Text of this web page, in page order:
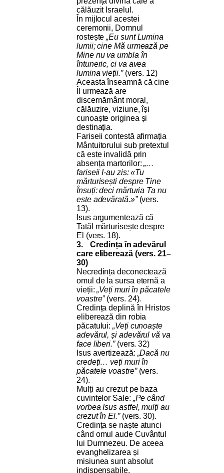
călăuzit Israelul.
În mijlocul acestei
ceremonii, Domnul
rostește„Eu sunt Lumina
lumii; cine Mă urmează pe
Mine nu va umbla în
întuneric, ci va avea
lumina vieții.”(vers. 12)
Aceasta înseamnă că cine
Îl urmează are
discernământ moral,
călăuzire, viziune, își
cunoaște originea și
destinația.
Fariseii contestă afirmația
Mântuitorului sub pretextul
că este invalidă prin
absența martorilor:„…
fariseii I-au zis: «Tu
mărturisești despre Tine
Însuți: deci mărturia Ta nu
este adevărată.»”(vers.
13).
Isus argumentează că
Tatăl mărturisește despre
El (vers. 18).
3.
Credința în adevărul
care eliberează (vers. 21–
30)
Necredința deconectează
omul de la sursa eternă a
vieții:„Veți muri în păcatele
voastre”(vers. 24).
Credința deplină în Hristos
eliberează din robia
păcatului:„Veți cunoaște
adevărul, și adevărul vă va
face liberi.”(vers. 32)
Isus avertizează: „Dacă nu
credeți… veți muri în
păcatele voastre”(vers.
24).
Mulți au crezut pe baza
cuvintelor Sale: „Pe când
vorbea Isus astfel, mulți au
crezut în El.”(vers. 30).
Credința se naște atunci
când omul aude Cuvântul
lui Dumnezeu. De aceea
evanghelizarea și
misiunea sunt absolut
indispensabile.